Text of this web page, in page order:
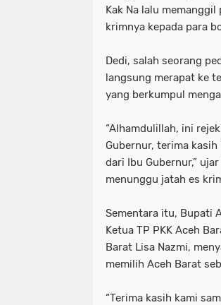
Kak Na lalu
krimnya kepada para
Dedi, salah seorang
langsung merapat ke
yang berkumpul
“Alhamdulillah, ini
Gubernur, terima
dari Ibu Gubernur,”
menunggu jatah es
Sementara itu, Bupati
Ketua TP PKK Aceh
Barat Lisa Nazmi,
memilih Aceh Barat
“Terima kasih kami